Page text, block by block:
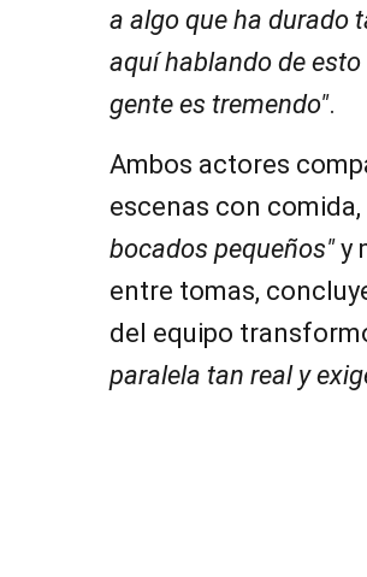
a algo que ha durado
aquí hablando de
gente es tremendo".
Ambos actores
escenas con
bocados pequeños"y
entre tomas,
del equipo
paralela tan real y